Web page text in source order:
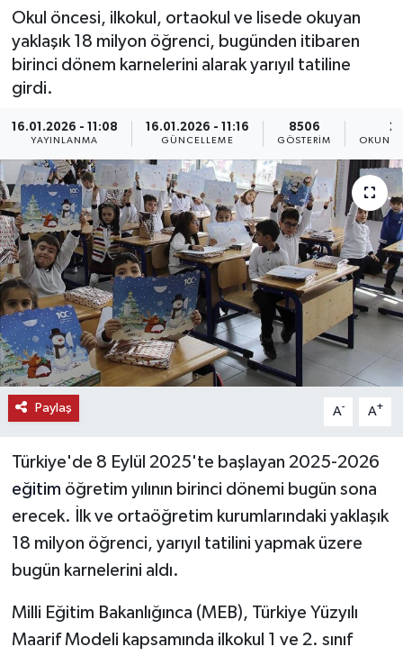
Okul öncesi, ilkokul, ortaokul ve lisede okuyan
yaklaşık 18 milyon öğrenci, bugünden itibaren
birinci dönem karnelerini alarak yarıyıl tatiline
girdi.
16.01.2026 - 11:08
YAYINLANMA
16.01.2026 - 11:16
GÜNCELLEME
8506
GÖSTERIM
2
Paylaş A- A+
Türkiye'de 8 Eylül 2025'te başlayan 2025-2026
eğitim öğretim yılının birinci dönemi bugün sona
erecek. İlk ve ortaöğretim kurumlarındaki yaklaşık
18 milyon öğrenci, yarıyıl tatilini yapmak üzere
bugün karnelerini aldı.
Milli Eğitim Bakanlığınca (MEB), Türkiye Yüzyılı
Maarif Modeli kapsamında ilkokul 1 ve 2. sınıf
GÖKTÜRK
GÜNDEM
KEMERBURGAZ
KÜLTÜR - SANAT
MAGAZİN
ÖZEL HABER
SAĞLIK
SPOR
TEKNOLOJİ
TİCARET
YAŞAM